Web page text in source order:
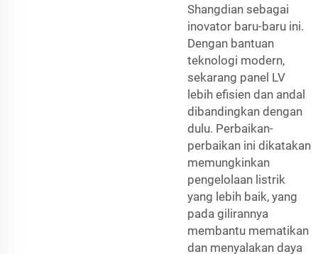
Shangdian sebagai
inovator baru-baru ini.
Dengan bantuan
teknologi modern,
sekarang panel LV
lebih efisien dan andal
dibandingkan dengan
dulu. Perbaikan-
perbaikan ini dikatakan
memungkinkan
pengelolaan listrik
yang lebih baik, yang
pada gilirannya
membantu mematikan
dan menyalakan daya